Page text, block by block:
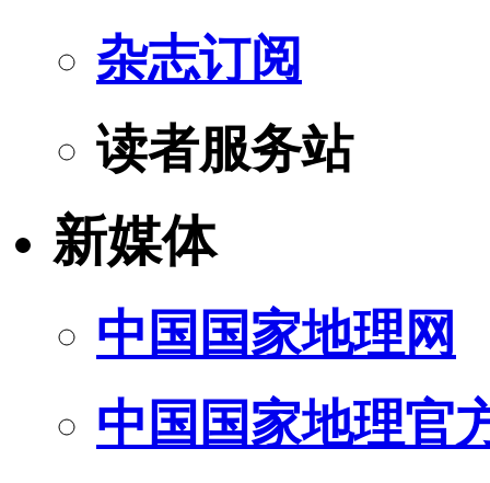
杂志订阅
读者服务站
新媒体
中国国家地理网
中国国家地理官